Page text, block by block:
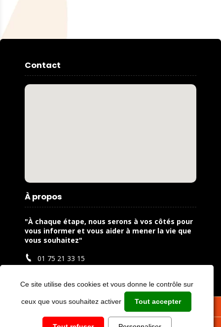
CONTACT
Contact
À propos
"À chaque étape, nous serons à vos côtés pour
vous informer et vous aider à mener la vie que
vous souhaitez"
01 75 21 33 15
78310 Coignieres
Ce site utilise des cookies et vous donne le contrôle sur
ceux que vous souhaitez activer Tout accepter